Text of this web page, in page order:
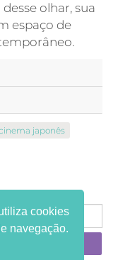
olhar, sua
espaço de
japonês
cookies
navegação.